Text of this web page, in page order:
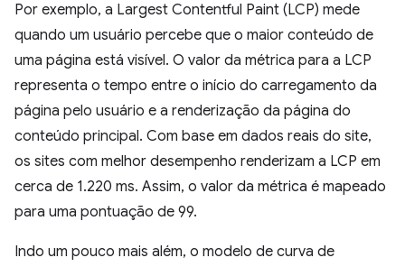
Por exemplo, a Largest Contentful Paint (LCP) mede
quando um usuário percebe que o maior conteúdo de
uma página está visível. O valor da métrica para a LCP
representa o tempo entre o início do carregamento da
página pelo usuário e a renderização da página do
conteúdo principal. Com base em dados reais do site,
os sites com melhor desempenho renderizam a LCP em
cerca de 1.220 ms. Assim, o valor da métrica é mapeado
para uma pontuação de 99.
Indo um pouco mais além, o modelo de curva de